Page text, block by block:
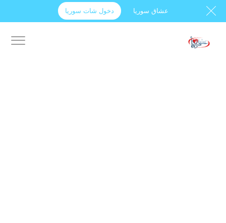
عشاق سوريا دخول شات سوريا